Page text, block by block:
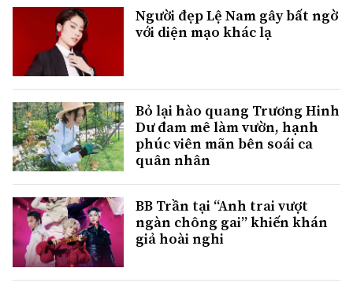
Người đẹp Lệ Nam gây bất ngờ
với diện mạo khác lạ
Bỏ lại hào quang Trương Hinh
Dư đam mê làm vườn, hạnh
phúc viên mãn bên soái ca
quân nhân
BB Trần tại “Anh trai vượt
ngàn chông gai” khiến khán
giả hoài nghi